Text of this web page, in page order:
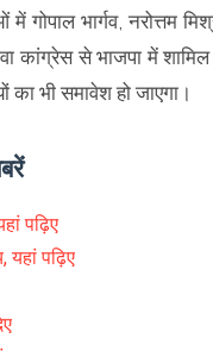
भार्गव, नरोत्तम
से भाजपा में शामिल
भी समावेश हो जाएगा।
पढ़िए
पढ़िए